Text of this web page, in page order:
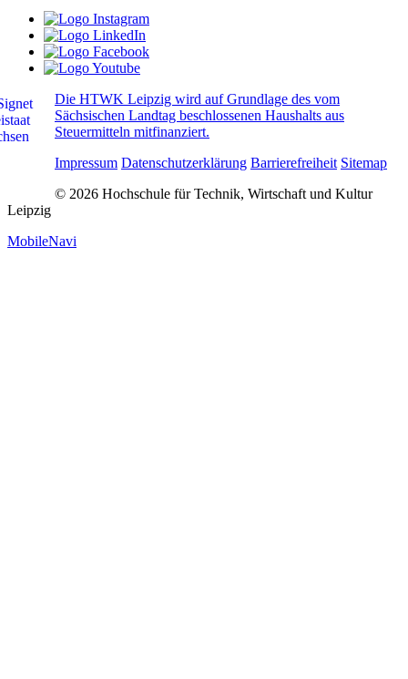
Die HTWK Leipzig wird auf Grundlage des vom
Sächsischen Landtag beschlossenen Haushalts aus
Steuermitteln mitfinanziert.
Impressum Datenschutzerklärung Barrierefreiheit Sitemap
© 2026 Hochschule für Technik, Wirtschaft und Kultur
Leipzig
MobileNavi